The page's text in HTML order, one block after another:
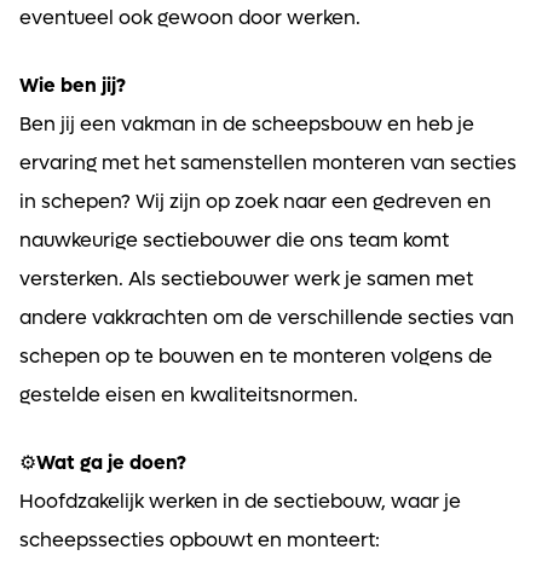
eventueel ook gewoon door werken.
Wie ben jij?
Ben jij een vakman in de scheepsbouw en heb je
ervaring met het samenstellen monteren van secties
in schepen? Wij zijn op zoek naar een gedreven en
nauwkeurige sectiebouwer die ons team komt
versterken. Als sectiebouwer werk je samen met
andere vakkrachten om de verschillende secties van
schepen op te bouwen en te monteren volgens de
gestelde eisen en kwaliteitsnormen.
⚙️Wat ga je doen?
Hoofdzakelijk werken in de sectiebouw, waar je
scheepssecties opbouwt en monteert: